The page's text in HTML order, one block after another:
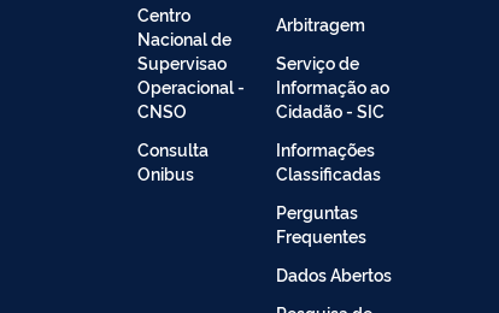
Centro
Nacional de
Supervisao
Operacional -
CNSO
Consulta
Onibus
Arbitragem
Serviço de
Informação ao
Cidadão - SIC
Informações
Classificadas
Perguntas
Frequentes
Dados Abertos